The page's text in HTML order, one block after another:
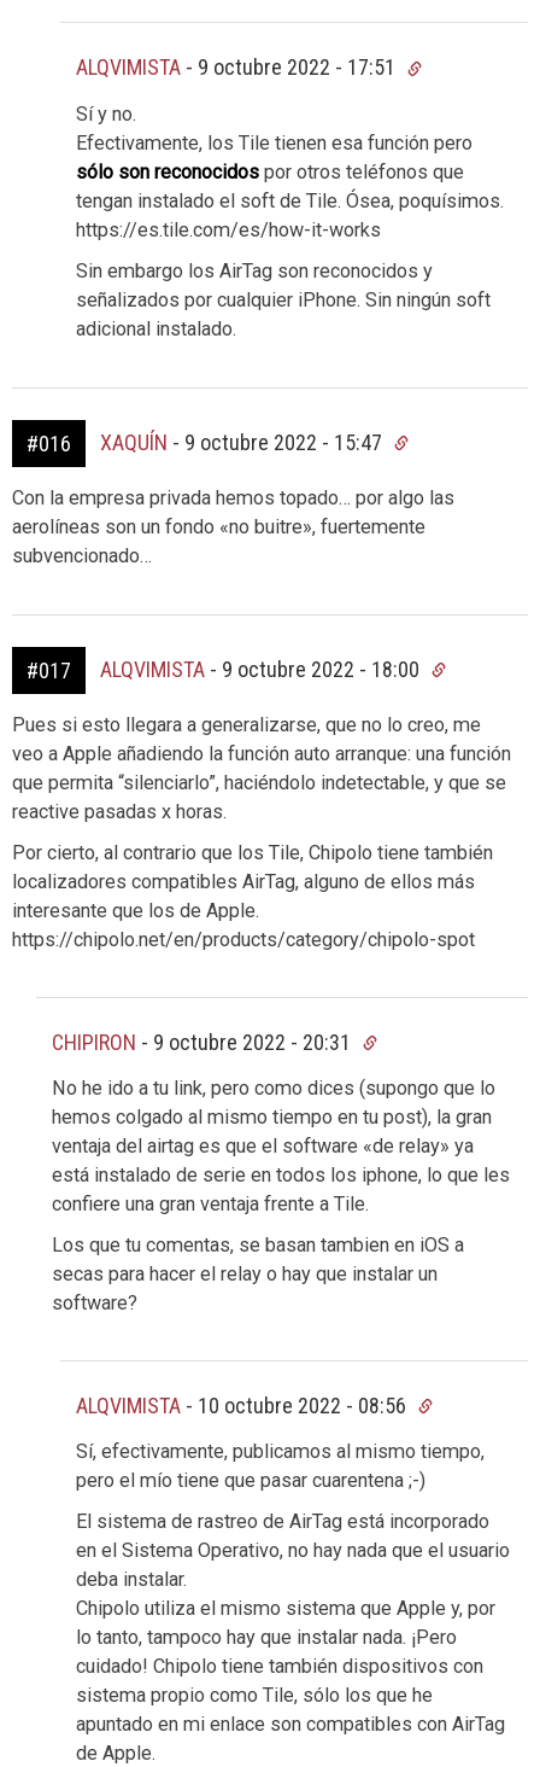
ALQVIMISTA - 9 octubre 2022 - 17:51
Sí y no.
Efectivamente, los Tile tienen esa función pero
sólo son reconocidos por otros teléfonos que
tengan instalado el soft de Tile. Ósea, poquísimos.
https://es.tile.com/es/how-it-works
Sin embargo los AirTag son reconocidos y
señalizados por cualquier iPhone. Sin ningún soft
adicional instalado.
#016 XAQUÍN - 9 octubre 2022 - 15:47
Con la empresa privada hemos topado… por algo las
aerolíneas son un fondo «no buitre», fuertemente
subvencionado…
#017 ALQVIMISTA - 9 octubre 2022 - 18:00
Pues si esto llegara a generalizarse, que no lo creo, me
veo a Apple añadiendo la función auto arranque: una función
que permita “silenciarlo”, haciéndolo indetectable, y que se
reactive pasadas x horas.
Por cierto, al contrario que los Tile, Chipolo tiene también
localizadores compatibles AirTag, alguno de ellos más
interesante que los de Apple.
https://chipolo.net/en/products/category/chipolo-spot
CHIPIRON - 9 octubre 2022 - 20:31
No he ido a tu link, pero como dices (supongo que lo
hemos colgado al mismo tiempo en tu post), la gran
ventaja del airtag es que el software «de relay» ya
está instalado de serie en todos los iphone, lo que les
confiere una gran ventaja frente a Tile.
Los que tu comentas, se basan tambien en iOS a
secas para hacer el relay o hay que instalar un
software?
ALQVIMISTA - 10 octubre 2022 - 08:56
Sí, efectivamente, publicamos al mismo tiempo,
pero el mío tiene que pasar cuarentena ;-)
El sistema de rastreo de AirTag está incorporado
en el Sistema Operativo, no hay nada que el usuario
deba instalar.
Chipolo utiliza el mismo sistema que Apple y, por
lo tanto, tampoco hay que instalar nada. ¡Pero
cuidado! Chipolo tiene también dispositivos con
sistema propio como Tile, sólo los que he
apuntado en mi enlace son compatibles con AirTag
de Apple.